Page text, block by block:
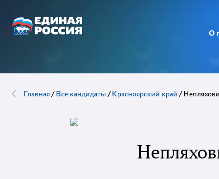
О
Главная/Все кандидаты /Красноярский край /